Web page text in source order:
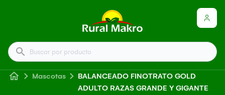
Buscar por producto
Mascotas
BALANCEADO FINOTRATO GOLD
ADULTO RAZAS GRANDE Y GIGANTE